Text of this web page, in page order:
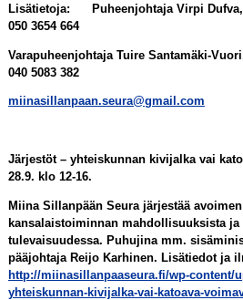
Lisätietoja: Puheenjohtaja Virpi Dufva,
050 3654 664
Varapuheenjohtaja Tuire Santamäki-
040 5083 382
miinasillanpaan.seura@gmail.com
Järjestöt – yhteiskunnan kivijalka vai
28.9. klo 12-16.
Miina Sillanpään Seura järjestää
kansalaistoiminnan mahdollisuuksista
tulevaisuudessa. Puhujina mm.
pääjohtaja Reijo Karhinen. Lisätiedot ja
http://miinasillanpaaseura.fi/wp-content/
yhteiskunnan-kivijalka-vai-katoava-